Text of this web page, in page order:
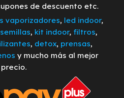
de descuento etc.
vaporizadores, led indoor,
semillas, kit indoor, filtros,
, detox, prensas,
y mucho más al mejor
precio.